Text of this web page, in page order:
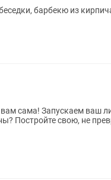
барбекю из